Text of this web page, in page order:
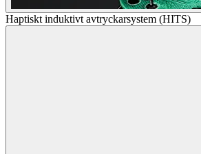
Haptiskt induktivt avtryckarsystem (HITS)